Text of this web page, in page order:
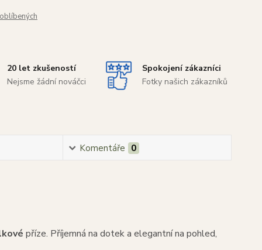
20 let zkušeností
Nejsme žádní nováčci
Spokojení zákazníci
Fotky našich zákazníků
Komentáře 0
příze. Příjemná na dotek a elegantní na pohled,